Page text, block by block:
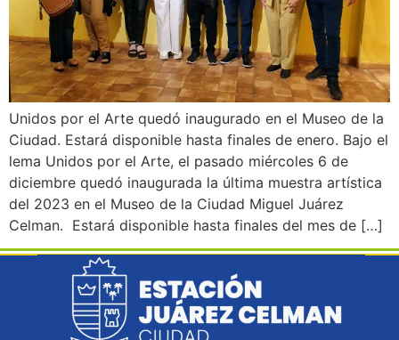
Unidos por el Arte quedó inaugurado en el Museo de la
Ciudad. Estará disponible hasta finales de enero. Bajo el
lema Unidos por el Arte, el pasado miércoles 6 de
diciembre quedó inaugurada la última muestra artística
del 2023 en el Museo de la Ciudad Miguel Juárez
Celman. Estará disponible hasta finales del mes de […]